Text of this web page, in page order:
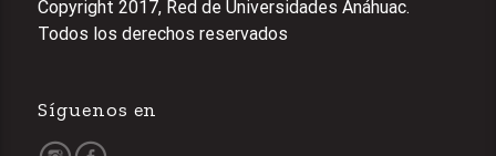
Copyright 2017, Red de Universidades Anáhuac.
Todos los derechos reservados
Síguenos en